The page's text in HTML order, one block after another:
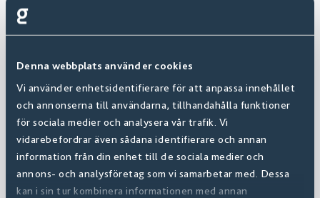
Denna webbplats använder cookies
Vi använder enhetsidentifierare för att anpassa innehållet
och annonserna till användarna, tillhandahålla funktioner
för sociala medier och analysera vår trafik. Vi
vidarebefordrar även sådana identifierare och annan
information från din enhet till de sociala medier och
annons- och analysföretag som vi samarbetar med. Dessa
kan i sin tur kombinera informationen med annan